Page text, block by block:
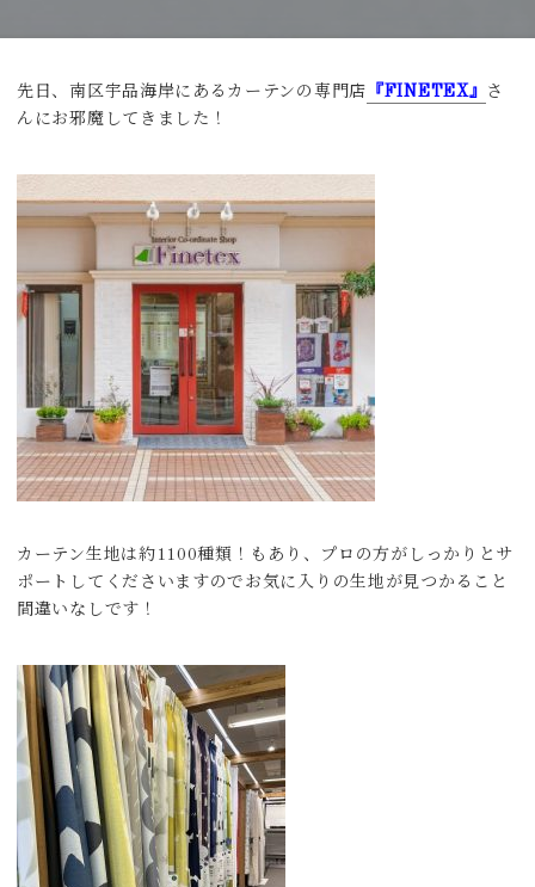
先日、南区宇品海岸にあるカーテンの専門店 『FINETEX』
さ
んにお邪魔してきました！
カーテン生地は約1100種類！もあり、プロの方がしっかりとサ
ポートしてくださいますのでお気に入りの生地が見つかること
間違いなしです！